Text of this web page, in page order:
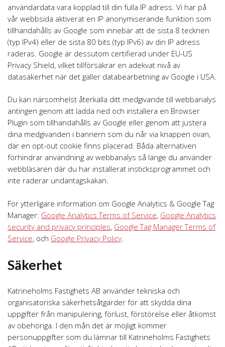
användardata vara kopplad till din fulla IP adress. Vi har på
vår webbsida aktiverat en IP anonymiserande funktion som
tillhandahålls av Google som innebär att de sista 8 tecknen
(typ IPv4) eller de sista 80 bits (typ IPv6) av din IP adress
raderas. Google är dessutom certifierad under EU-US
Privacy Shield, vilket tillförsäkrar en adekvat nivå av
datasäkerhet när det gäller databearbetning av Google i USA.
Du kan närsomhelst återkalla ditt medgivande till webbanalys
antingen genom att ladda ned och installera en Browser
Plugin som tillhandahålls av Google eller genom att justera
dina medgivanden i bannern som du når via knappen ovan,
där en opt-out cookie finns placerad. Båda alternativen
förhindrar användning av webbanalys så länge du använder
webbläsaren där du har installerat insticksprogrammet och
inte raderar undantagskakan.
För ytterligare information om Google Analytics & Google Tag
Manager: Google Analytics Terms of Service, Google Analytics
security and privacy principles, Google Tag Manager Terms of
Service, och Google Privacy Policy.
Säkerhet
Katrineholms Fastighets AB använder tekniska och
organisatoriska säkerhetsåtgärder för att skydda dina
uppgifter från manipulering, förlust, förstörelse eller åtkomst
av obehöriga. I den mån det är möjligt kommer
personuppgifter som du lämnar till Katrineholms Fastighets